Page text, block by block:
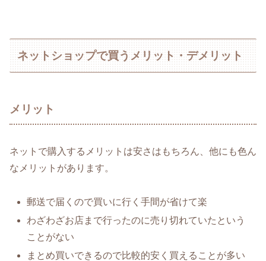
ネットショップで買うメリット・デメリット
メリット
ネットで購入するメリットは安さはもちろん、他にも色ん
なメリットがあります。
郵送で届くので買いに行く手間が省けて楽
わざわざお店まで行ったのに売り切れていたという
ことがない
まとめ買いできるので比較的安く買えることが多い